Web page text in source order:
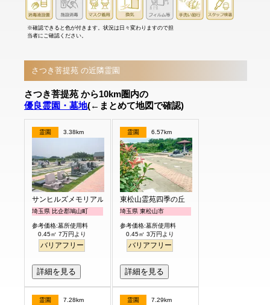
※確認できると色が付きます。状況は日々変わりますので担
当者にご確認ください。
さつき菩提苑 の近隣霊園
さつき菩提苑 から10km圏内の
優良霊園・墓地(←まとめて地図で確認)
霊園 3.38km
サンヒルズメモリアルガーデン
埼玉県 比企郡鳩山町
参考価格:墓所使用料
0.45㎡ 7万円より
バリアフリー
詳細を見る
霊園 6.57km
東松山霊苑四季の丘
埼玉県 東松山市
参考価格:墓所使用料
0.45㎡ 3万円より
バリアフリー
詳細を見る
霊園 7.28km 霊園 7.29km